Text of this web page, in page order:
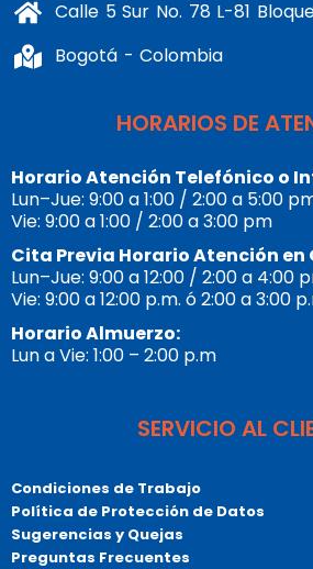
Bogotá - Colombia
HORARIOS DE
Horario Atención Telefónico o
Lun–Jue: 9:00 a 1:00 / 2:00 a 5:00
Vie: 9:00 a 1:00 / 2:00 a 3:00 pm
Cita Previa Horario Atención en
Lun–Jue: 9:00 a 12:00 / 2:00 a 4:00
Vie: 9:00 a 12:00 p.m. ó 2:00 a 3:00
Horario Almuerzo:
Lun a Vie: 1:00 – 2:00 p.m
SERVICIO AL
Condiciones de Trabajo
Política de Protección de Datos
Sugerencias y Quejas
Preguntas Frecuentes